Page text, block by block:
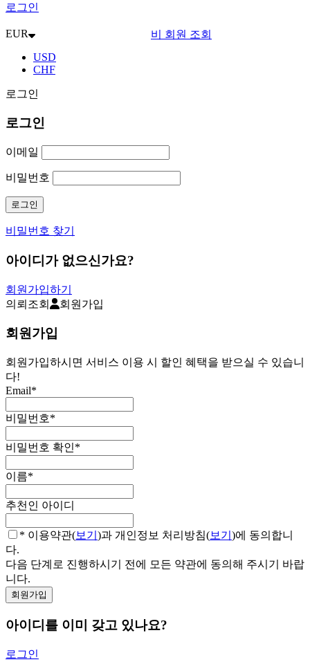
로그인
비 회원 조회
EUR
USD
CHF
로그인
로그인
이메일
비밀번호
비밀번호 찾기
아이디가 없으신가요?
회원가입하기
의뢰조회
회원가입
회원가입
회원가입하시면 서비스 이용 시 할인 혜택을 받으실 수 있습니
다!
Email*
비밀번호*
비밀번호 확인*
이름*
추천인 아이디
* 이용약관(보기 )과 개인정보 처리방침(보기 )에 동의합니
다.
다음 단계로 진행하시기 전에 모든 약관에 동의해 주시기 바랍
니다.
아이디를 이미 갖고 있나요?
로그인